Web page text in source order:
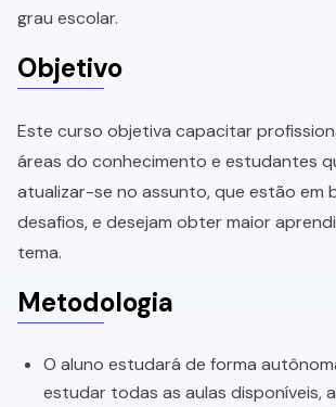
grau escolar.
Objetivo
Este curso objetiva capacitar
áreas do conhecimento e estudantes
atualizar-se no assunto, que estão em
desafios, e desejam obter maior
tema.
Metodologia
O aluno estudará de forma
estudar todas as aulas disponíveis,